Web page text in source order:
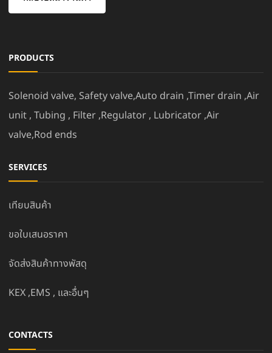
PRODUCTS
Solenoid valve, Safety valve,Auto drain ,Timer drain ,Air
unit , Tubing , Filter ,Regulator , Lubricator ,Air
valve,Rod ends
SERVICES
เทียบสินค้า
ขอใบเสนอราคา
จัดส่งสินค้าทางพัสดุ
KEX ,EMS , และอื่นๆ
CONTACTS